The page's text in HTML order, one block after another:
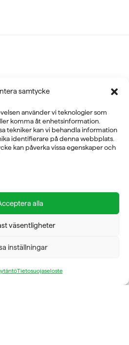
samtycke
använder vi teknologier som
komma åt enhetsinformation.
tekniker kan vi behandla information
identifierare på denna webbplats.
kan påverka vissa egenskaper och
alla
väsentligheter
inställningar
Tietosuojaseloste